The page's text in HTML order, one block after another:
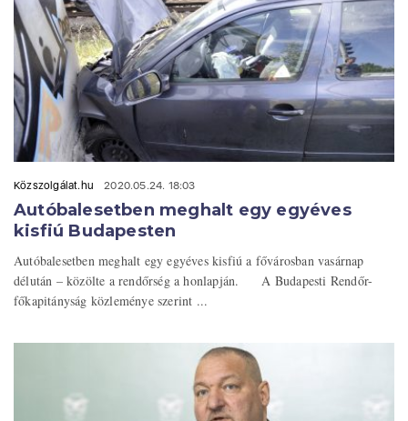
Közszolgálat.hu 2020.05.24. 18:03
Autóbalesetben meghalt egy egyéves
kisfiú Budapesten
Autóbalesetben meghalt egy egyéves kisfiú a fővárosban vasárnap
délután – közölte a rendőrség a honlapján. A Budapesti Rendőr-
főkapitányság közleménye szerint ...